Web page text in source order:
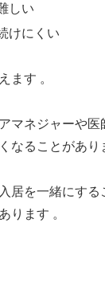
しい
けにくい
ます 。
マネジャーや医
なることがあり
居を一緒にす
ります 。